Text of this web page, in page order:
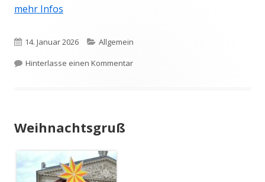
mehr Infos
Veröffentlicht
am
14. Januar 2026 Kategorien
Allgemein
Hinterlasse einen Kommentarzu Geöffnet
Weihnachtsgruß